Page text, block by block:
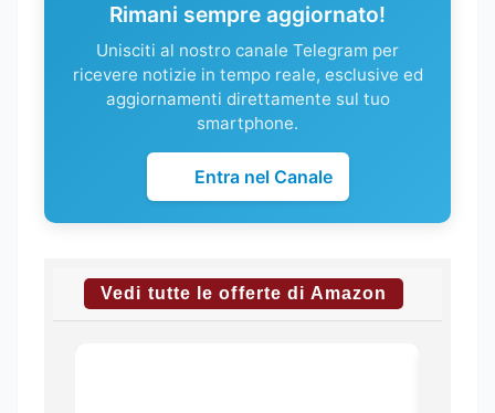
Rimani sempre aggiornato!
Unisciti al nostro canale Telegram per
ricevere notizie in tempo reale, esclusive ed
aggiornamenti direttamente sul tuo
smartphone.
Entra nel Canale